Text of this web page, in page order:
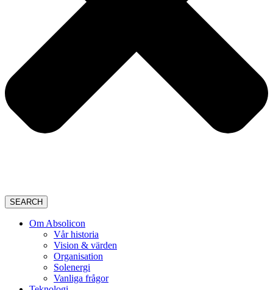
SEARCH
Om Absolicon
Vår historia
Vision & värden
Organisation
Solenergi
Vanliga frågor